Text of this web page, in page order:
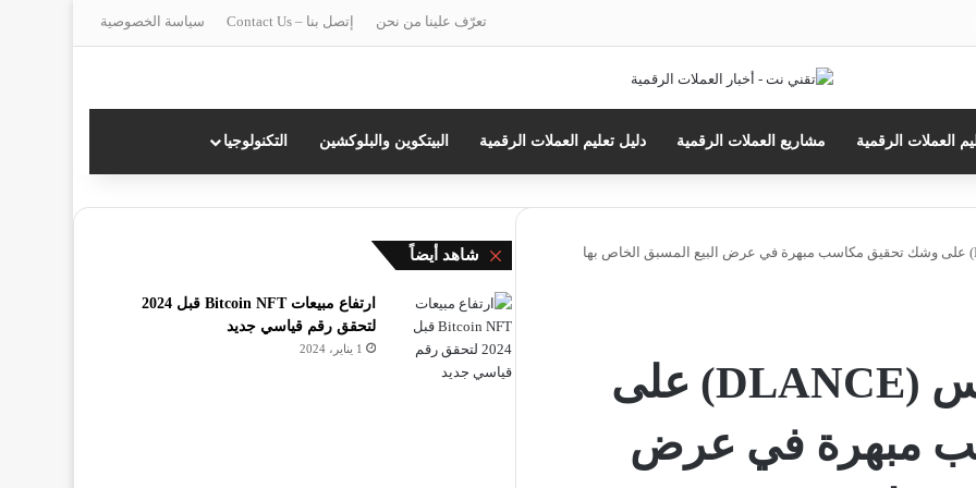
تعرّف علينا من نحن إتصل بنا – Contact Us سياسة الخصوصية
العملات الرقمية مشاريع العملات الرقمية دليل تعليم العملات الرقمية البيتكوين والبلوكشين التكنولوجيا
عملة مشروع ديلانس (DLANCE) على
مبهرة في عرض
شاهد أيضاً
إغلاق
ارتفاع مبيعات Bitcoin NFT قبل 2024
لتحقق رقم قياسي جديد
1 يناير، 2024